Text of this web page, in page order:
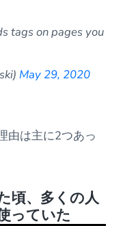
tags on pages you
May 29, 2020
由は主に2つあっ
頃、多くの人
っていた